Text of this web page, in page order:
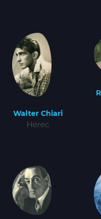
Walter Chiari
Herec